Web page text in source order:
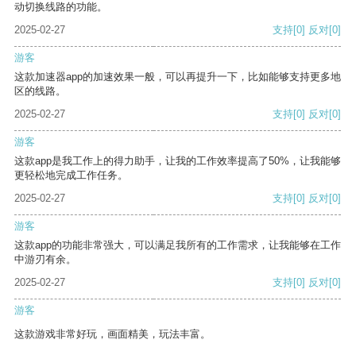
动切换线路的功能。
2025-02-27
支持[0] 反对[0]
游客
这款加速器app的加速效果一般，可以再提升一下，比如能够支持更多地
区的线路。
2025-02-27
支持[0] 反对[0]
游客
这款app是我工作上的得力助手，让我的工作效率提高了50%，让我能够
更轻松地完成工作任务。
2025-02-27
支持[0] 反对[0]
游客
这款app的功能非常强大，可以满足我所有的工作需求，让我能够在工作
中游刃有余。
2025-02-27
支持[0] 反对[0]
游客
这款游戏非常好玩，画面精美，玩法丰富。